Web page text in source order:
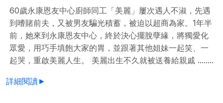
60歲永康恩友中心廚師同工「美麗」屢次遇人不淑，先遇
到嗜賭前夫，又被男友騙光積蓄，被迫以超商為家。1年半
前，她來到永康恩友中心，終於決心擺脫孽緣，將獨愛化
眾愛，用巧手填飽大家的胃，並跟著其他姐妹一起笑、一
起哭，重啟美麗人生。 美麗出生不久就被送養給親戚 ........
詳細閱讀►